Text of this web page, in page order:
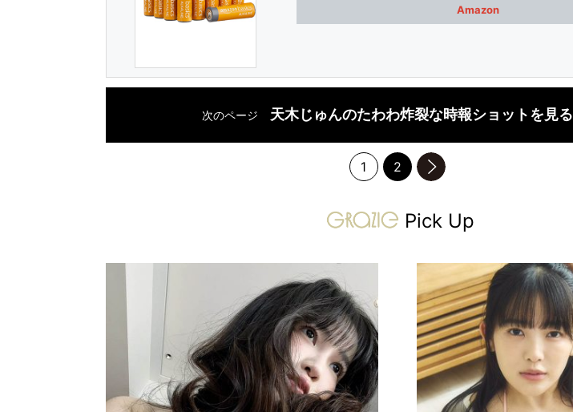
Amazon
次のページ 天木じゅんのたわわ炸裂な時報ショットを見る
1 2
次のページへ
gravure-grazie
Pick Up